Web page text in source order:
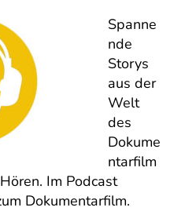
Spanne
nde
Storys
aus der
Welt
des
Dokume
ntarfilm
Im Podcast
Dokumentarfilm.